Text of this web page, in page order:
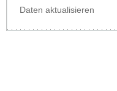
Daten aktualisieren